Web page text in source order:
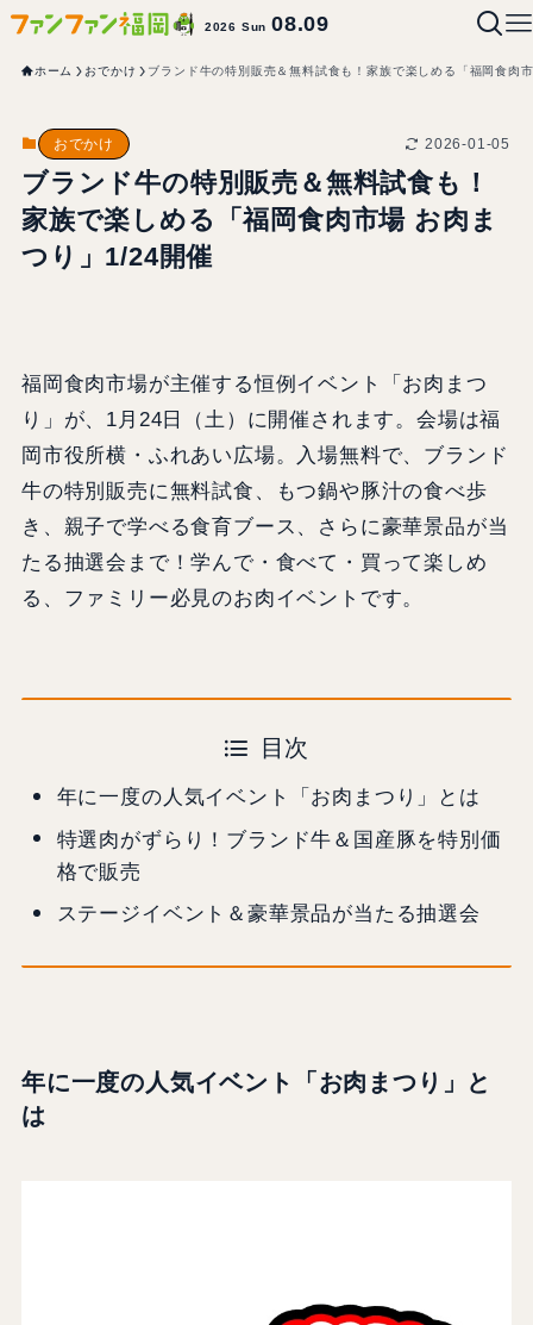
2026 Sun08.09
ホーム おでかけ ブランド牛の特別販売＆無料試食も！家族で楽しめる「福岡食肉
おでかけ 2026-01-05
ブランド牛の特別販売＆無料試食も！
家族で楽しめる「福岡食肉市場 お肉ま
つり」1/24開催
福岡食肉市場が主催する恒例イベント「お肉まつ
り」が、1月24日（土）に開催されます。会場は福
岡市役所横・ふれあい広場。入場無料で、ブランド
牛の特別販売に無料試食、もつ鍋や豚汁の食べ歩
き、親子で学べる食育ブース、さらに豪華景品が当
たる抽選会まで！学んで・食べて・買って楽しめ
る、ファミリー必見のお肉イベントです。
目次
年に一度の人気イベント「お肉まつり」とは
特選肉がずらり！ブランド牛＆国産豚を特別価
格で販売
ステージイベント＆豪華景品が当たる抽選会
年に一度の人気イベント「お肉まつり」と
は